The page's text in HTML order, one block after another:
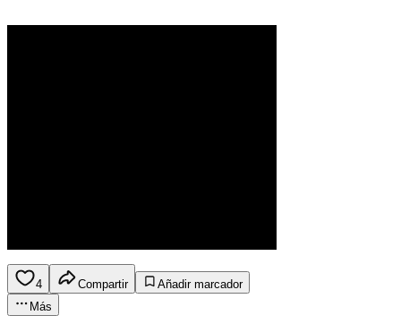
4 Compartir
Añadir marcador
Más